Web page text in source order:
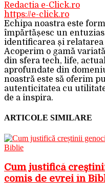
Redactia e-Click.ro
https://e-click.ro
Echipa noastra este
împărtășesc un
identificarea și
Acoperim o gamă
din sfera tech, life,
aprofundate din
noastră este să oferim
autenticitatea cu
de a inspira.
ARTICOLE SIMILARE
Cum justifică
comis de evrei în